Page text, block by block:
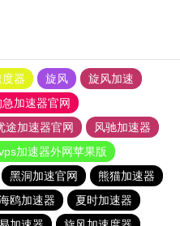
器 旋风
旋风加速
急加速器官网
途加速器官网
风驰加速器
加速器外网苹果版
黑洞加速官网
熊猫加速器
鸥加速器
夏时加速器